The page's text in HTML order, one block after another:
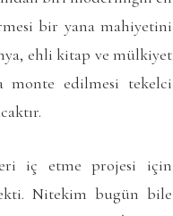
bir yana mahiyetini
ehli kitap ve mülkiyet
monte edilmesi tekelci
iç etme projesi için
Nitekim bugün bile